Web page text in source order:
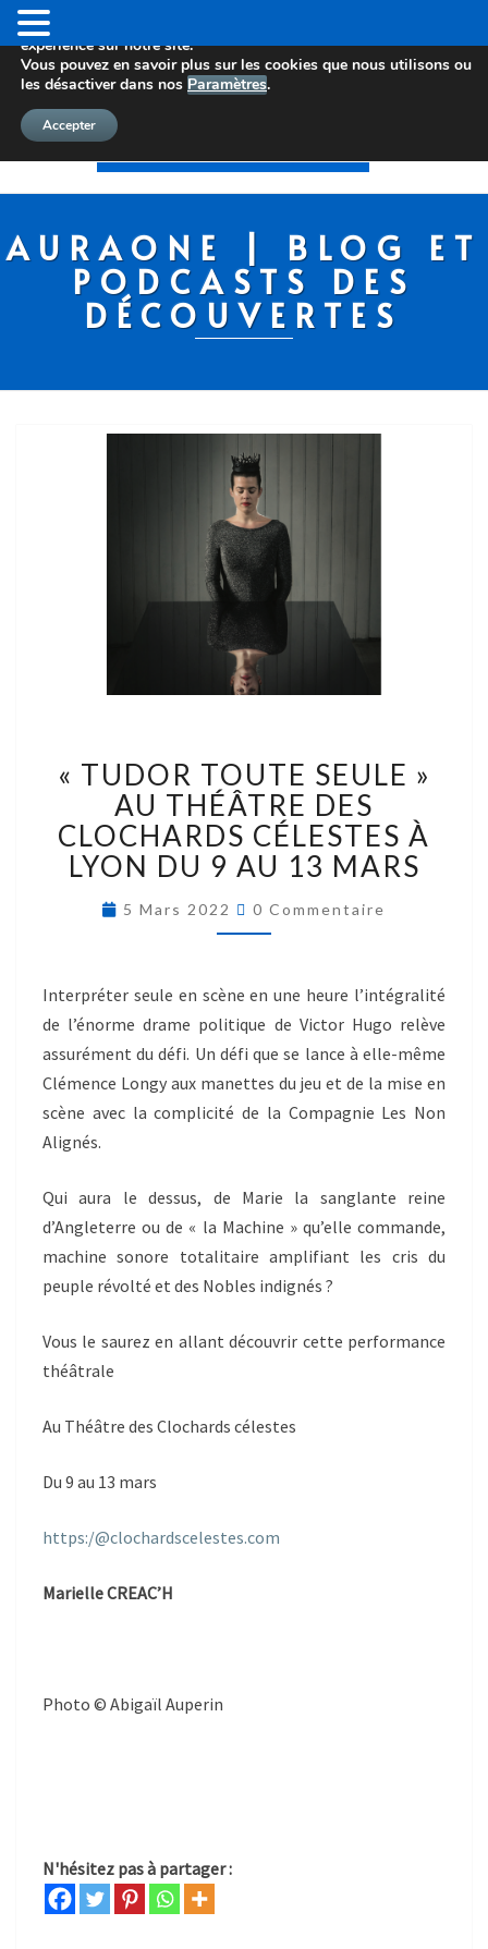
AURAONE | BLOG ET
PODCASTS DES
DÉCOUVERTES
« TUDOR TOUTE SEULE »
AU THÉÂTRE DES
CLOCHARDS CÉLESTES À
LYON DU 9 AU 13 MARS
5 Mars 2022 0 Commentaire
Interpréter seule en scène en une heure l’intégralité
de l’énorme drame politique de Victor Hugo relève
assurément du défi. Un défi que se lance à elle-même
Clémence Longy aux manettes du jeu et de la mise en
scène avec la complicité de la Compagnie Les Non
Alignés.
Qui aura le dessus, de Marie la sanglante reine
d’Angleterre ou de « la Machine » qu’elle commande,
machine sonore totalitaire amplifiant les cris du
peuple révolté et des Nobles indignés ?
Vous le saurez en allant découvrir cette performance
théâtrale
Au Théâtre des Clochards célestes
Du 9 au 13 mars
https:/@clochardscelestes.com
Marielle CREAC’H
Photo © Abigaïl Auperin
N'hésitez pas à partager :
Nous utilisons des cookies pour vous offrir la meilleure
expérience sur notre site.
Vous pouvez en savoir plus sur les cookies que nous utilisons ou
les désactiver dans nos Paramètres.
Accepter